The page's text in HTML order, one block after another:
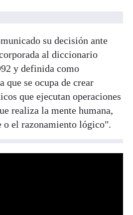
su decisión ante
al diccionario
y definida como
se ocupa de crear
que ejecutan operaciones
realiza la mente humana,
o el razonamiento lógico".